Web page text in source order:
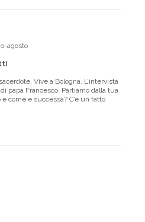
agosto
Vive a Bologna. L’intervista
papa Francesco. Partiamo dalla tua
come è successa? C’è un fatto